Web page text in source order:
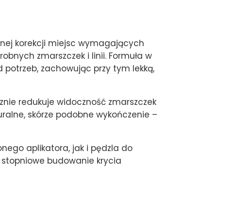
korekcji miejsc wymagających
zmarszczek i linii. Formuła w
zachowując przy tym lekką,
redukuje widoczność zmarszczek
skórze podobne wykończenie –
aplikatora, jak i pędzla do
budowanie krycia